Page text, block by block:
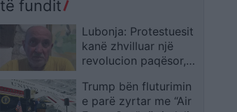
të fundit
Lubonja: Protestuesit
kanë zhvilluar një
revolucion paqësor,
dhunuese dhe
përçmuese
Trump bën fluturimin
e parë zyrtar me “Air